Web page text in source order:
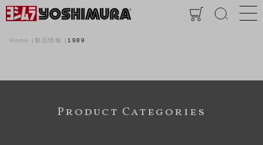
Home 製品情報 1989
Product Categories